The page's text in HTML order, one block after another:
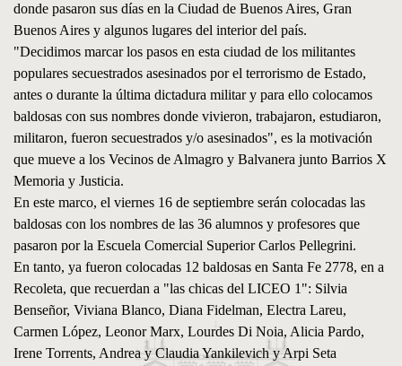
donde pasaron sus días en la Ciudad de Buenos Aires, Gran
Buenos Aires y algunos lugares del interior del país.
"Decidimos marcar los pasos en esta ciudad de los militantes
populares secuestrados asesinados por el terrorismo de Estado,
antes o durante la última dictadura militar y para ello colocamos
baldosas con sus nombres donde vivieron, trabajaron, estudiaron,
militaron, fueron secuestrados y/o asesinados", es la motivación
que mueve a los Vecinos de Almagro y Balvanera junto Barrios X
Memoria y Justicia.
En este marco, el viernes 16 de septiembre serán colocadas las
baldosas con los nombres de las 36 alumnos y profesores que
pasaron por la Escuela Comercial Superior Carlos Pellegrini.
En tanto, ya fueron colocadas 12 baldosas en Santa Fe 2778, en a
Recoleta, que recuerdan a "las chicas del LICEO 1": Silvia
Benseñor, Viviana Blanco, Diana Fidelman, Electra Lareu,
Carmen López, Leonor Marx, Lourdes Di Noia, Alicia Pardo,
Irene Torrents, Andrea y Claudia Yankilevich y Arpi Seta